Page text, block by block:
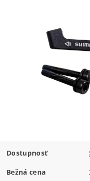
Dostupnosť
Bežná cena